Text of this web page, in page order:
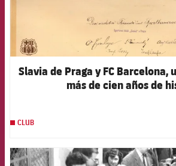
Slavia de Praga y FC Barcelona,
más de cien años de
CLUB
FCB